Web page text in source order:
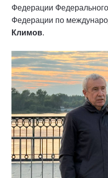
Федерации
Федерации по
Климов.